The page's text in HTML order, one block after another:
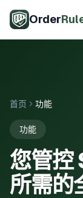
Order
首页 功能
功能
您管控
所需的